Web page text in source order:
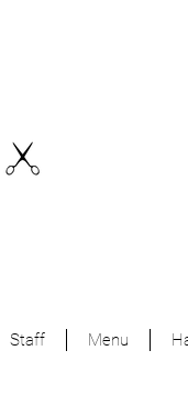
Staff Menu